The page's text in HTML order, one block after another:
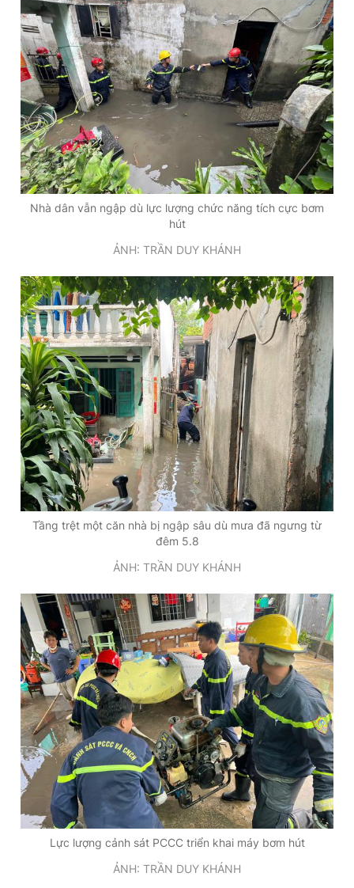
Nhà dân vẫn ngập dù lực lượng chức năng tích cực bơm
hút
ẢNH: TRẦN DUY KHÁNH
Tầng trệt một căn nhà bị ngập sâu dù mưa đã ngưng từ
đêm 5.8
ẢNH: TRẦN DUY KHÁNH
Lực lượng cảnh sát PCCC triển khai máy bơm hút
ẢNH: TRẦN DUY KHÁNH